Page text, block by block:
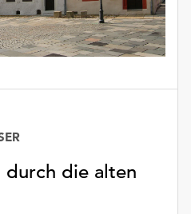
durch die alten